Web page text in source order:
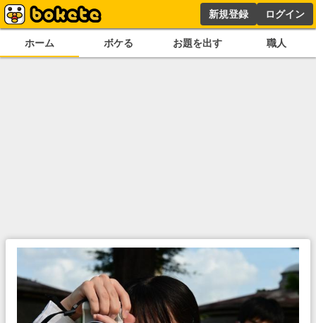
新規登録 ログイン
ホーム ボケる お題を出す 職人